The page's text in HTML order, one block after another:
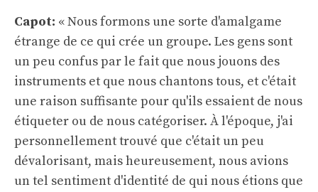
Capot: « Nous formons une sorte d'amalgame
étrange de ce qui crée un groupe. Les gens sont
un peu confus par le fait que nous jouons des
instruments et que nous chantons tous, et c'était
une raison suffisante pour qu'ils essaient de nous
étiqueter ou de nous catégoriser. À l'époque, j'ai
personnellement trouvé que c'était un peu
dévalorisant, mais heureusement, nous avions
un tel sentiment d'identité de qui nous étions que